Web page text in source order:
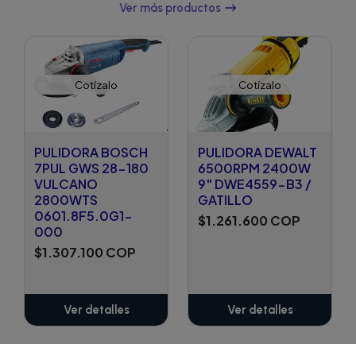
Ver más productos
Cotízalo
PULIDORA BOSCH
7PUL GWS 28-180
VULCANO
2800WTS
0601.8F5.0G1-
000
$1.307.100 COP
Ver detalles
Cotízalo
PULIDORA DEWALT
6500RPM 2400W
9" DWE4559-B3 /
GATILLO
$1.261.600 COP
Ver detalles